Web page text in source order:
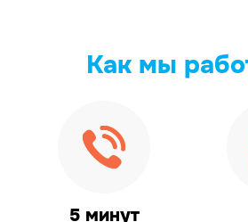
Как мы
5 минут